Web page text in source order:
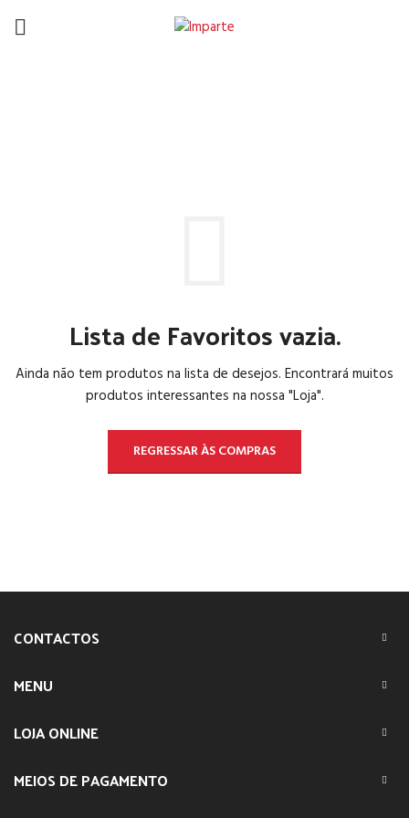
Lista de Favoritos vazia.
Ainda não tem produtos na lista de desejos. Encontrará muitos
produtos interessantes na nossa "Loja".
REGRESSAR ÀS COMPRAS
CONTACTOS
MENU
LOJA ONLINE
MEIOS DE PAGAMENTO